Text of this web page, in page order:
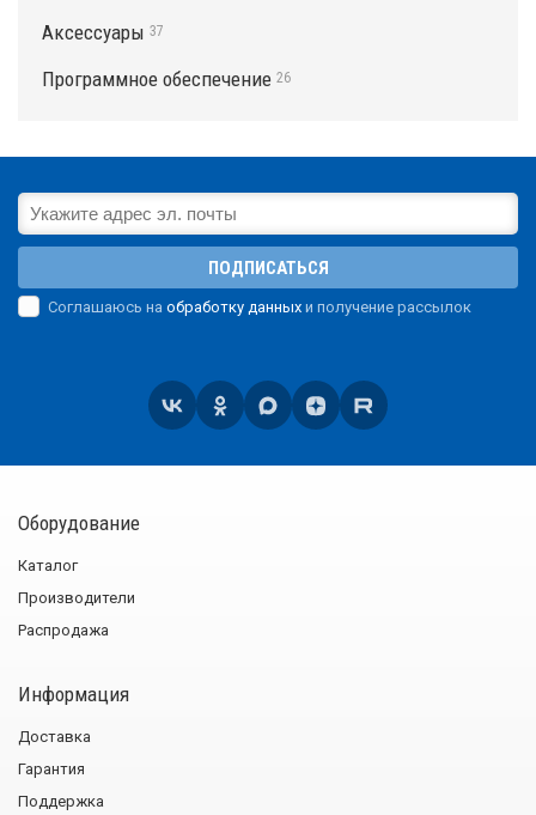
Аксессуары 37
Программное обеспечение 26
ПОДПИСАТЬСЯ
Соглашаюсь на обработку данных и получение рассылок
Оборудование
Каталог
Производители
Распродажа
Информация
Доставка
Гарантия
Поддержка